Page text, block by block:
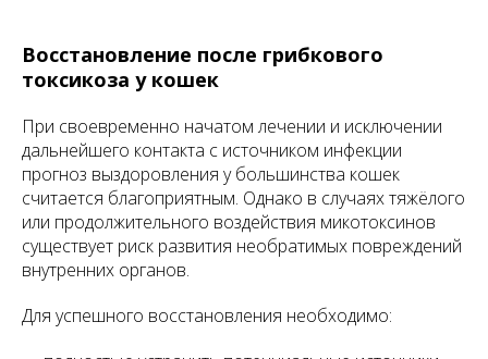
Восстановление после грибкового
токсикоза у кошек
При своевременно начатом лечении и исключении
дальнейшего контакта с источником инфекции
прогноз выздоровления у большинства кошек
считается благоприятным. Однако в случаях тяжёлого
или продолжительного воздействия микотоксинов
существует риск развития необратимых повреждений
внутренних органов.
Для успешного восстановления необходимо: